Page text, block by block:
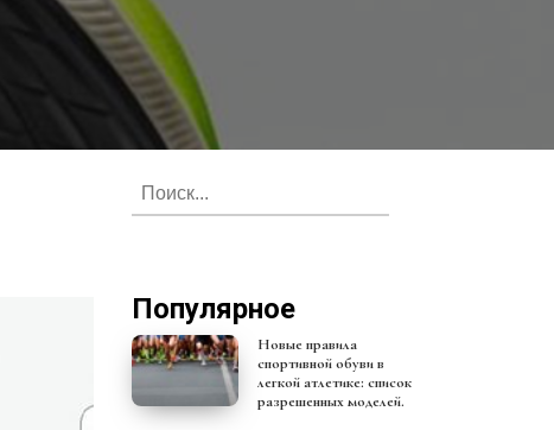
Популярное
Новые правила
спортивной обуви в
легкой атлетике: список
разрешенных моделей.